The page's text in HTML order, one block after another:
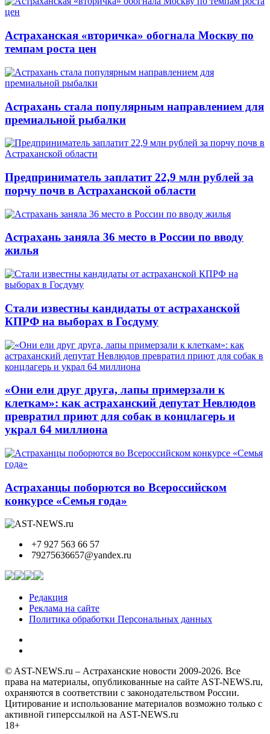
Астраханская «вторичка» обогнала Москву по
темпам роста цен
Астрахань стала популярным направлением для
премиальной рыбалки
Предприниматель заплатит 22,9 млн рублей за
порчу почв в Астраханской области
Астрахань заняла 36 место в России по вводу
жилья
Стали известны кандидаты от астраханской
КПРФ на выборах в Госдуму
«Они ели друг друга, лапы примерзали к
клеткам»: как астраханский депутат Невлюдов
превратил приют для собак в концлагерь и
украл 64 миллиона
Астраханцы поборются во Всероссийском
конкурсе «Семья года»
+7 927 563 66 57
79275636657@yandex.ru
Редакция
Реклама на сайте
Политика обработки Персональных данных
© AST-NEWS.ru – Астраханские новости 2009-2026. Все
права на материалы, опубликованные на сайте AST-NEWS.ru,
охраняются в соответствии с законодательством России.
Цитирование и использование материалов возможно только с
активной гиперссылкой на AST-NEWS.ru
18+